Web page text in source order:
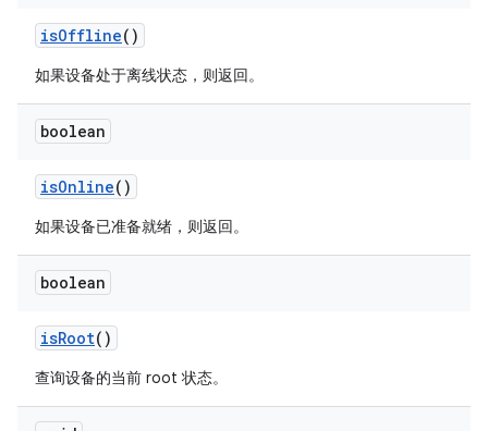
isOffline()
如果设备处于离线状态，则返回。
boolean
isOnline()
如果设备已准备就绪，则返回。
boolean
isRoot()
查询设备的当前 root 状态。